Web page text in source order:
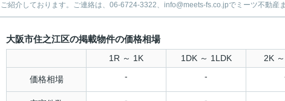
ご紹介しております。ご連絡は、06-6724-3322、info@meets-fs.co.jpでミーツ不動産
大阪市住之江区の掲載物件の価格相場
1R ～ 1K 1DK ～ 1LDK 2K
価格相場 - -